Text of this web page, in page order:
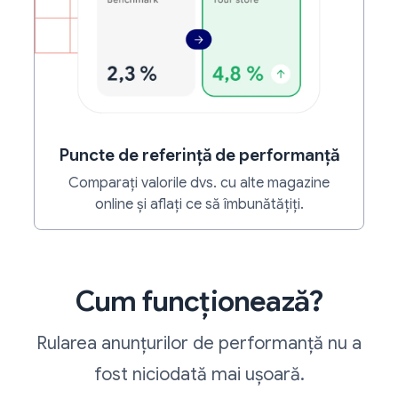
Puncte de referință de performanță
Comparați valorile dvs. cu alte magazine
online și aflați ce să îmbunătățiți.
Cum funcționează?
Rularea anunțurilor de performanță nu a
fost niciodată mai ușoară.